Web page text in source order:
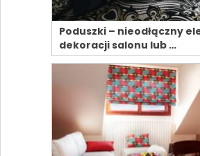
Poduszki – nieodłączny
dekoracji salonu lub …